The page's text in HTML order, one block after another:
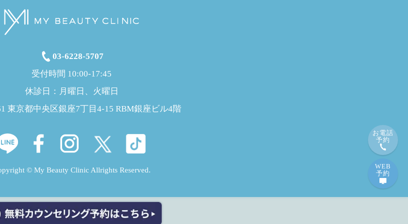
お電話
予約
WEB
予約
03-6228-5707
受付時間 10:00-17:45
休診日：月曜日、火曜日
東京都中央区銀座7丁目4-15 RBM銀座ビル4階
© My Beauty Clinic Allrights Reserved.